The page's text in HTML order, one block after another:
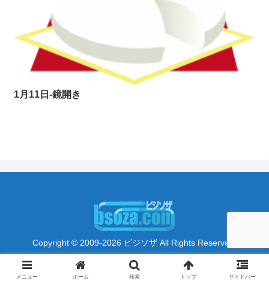
1月11日-鏡開き
Copyright © 2009-2026 ビジソザ All Rights Reserved.
メニュー ホーム 検索 トップ サイドバー